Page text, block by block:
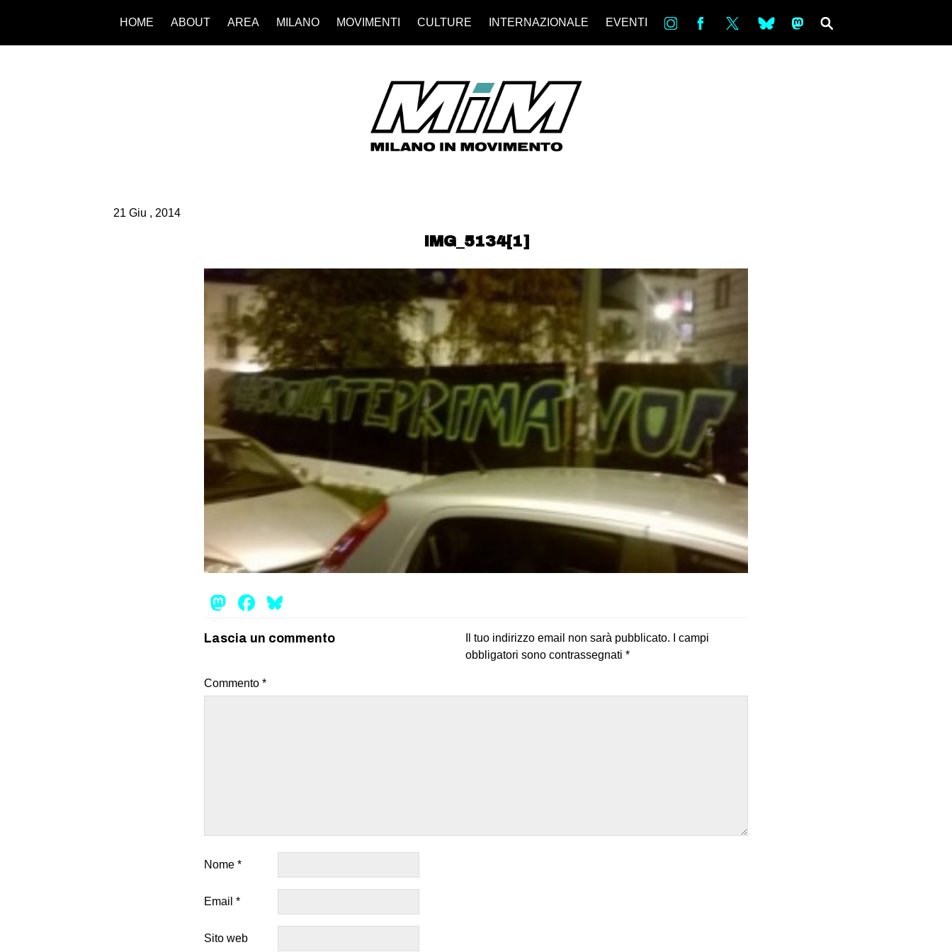
HOME ABOUT AREA MILANO MOVIMENTI CULTURE INTERNAZIONALE EVENTI in bsky ms
21 Giu , 2014
IMG_5134[1]
Mastodon
Facebook
Lascia un commento Il tuo indirizzo email non sarà pubblicato.
I campi
obbligatori sono contrassegnati *
Commento *
Nome *
Email *
Sito web